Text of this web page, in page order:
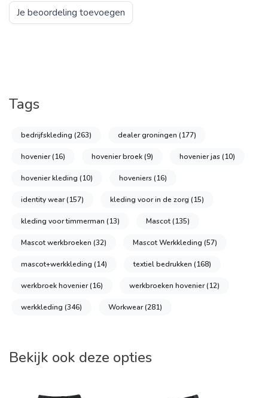
Je beoordeling toevoegen
Tags
bedrijfskleding (263) dealer groningen (177)
hovenier(16) hovenier broek(9) hovenier jas(10)
hovenier kleding (10) hoveniers(16)
identity wear(157) kleding voor in de zorg (15)
kleding voor timmerman (13) Mascot(135)
Mascot werkbroeken (32) Mascot Werkkleding (57)
mascot+werkkleding (14) textiel bedrukken (168)
werkbroek hovenier(16) werkbroeken hovenier(12)
werkkleding (346) Workwear(281)
Bekijk ook deze opties